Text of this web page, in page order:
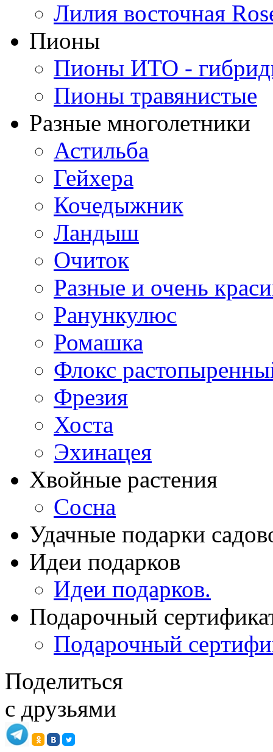
Лилия восточная
Пионы
Пионы ИТО -
Пионы травянистые
Разные многолетники
Астильба
Гейхера
Кочедыжник
Ландыш
Очиток
Разные и очень
Ранункулюс
Ромашка
Флокс
Фрезия
Хоста
Эхинацея
Хвойные растения
Сосна
Удачные подарки
Идеи подарков
Идеи подарков.
Подарочный
Подарочный
Поделиться
с друзьями